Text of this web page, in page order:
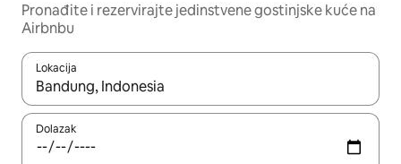
Pronađite i rezervirajte jedinstvene gostinjske kuće na
Airbnbu
Lokacija
Kada budu dostupni rezultati, moći ćete ih pregledati
Dolazak